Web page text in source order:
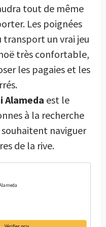
tout de même
Les poignées
un vrai jeu
très confortable,
les pagaies et les
Alameda est le
à la recherche
naviguer
de la rive.